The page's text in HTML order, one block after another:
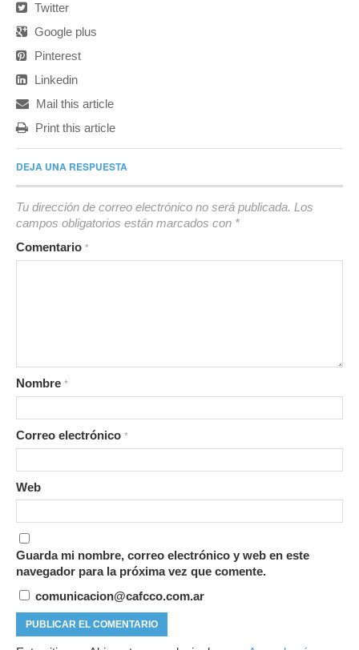
Twitter
Google plus
Pinterest
Linkedin
Mail this article
Print this article
DEJA UNA RESPUESTA
Tu dirección de correo electrónico no será publicada. Los
campos obligatorios están marcados con *
Comentario *
Nombre *
Correo electrónico *
Web
Guarda mi nombre, correo electrónico y web en este
navegador para la próxima vez que comente.
comunicacion@cafcco.com.ar